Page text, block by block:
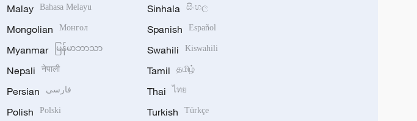
Malay Bahasa Melayu
Mongolian Монгол
Myanmar မြန်မာဘာသာ
Nepali नेपाली
Persian فارسی
Polish Polski
Sinhala සිංහල
Spanish Español
Swahili Kiswahili
Tamil தமிழ்
Thai ไทย
Turkish Türkçe